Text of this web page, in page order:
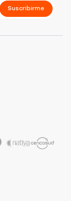
Suscribirme